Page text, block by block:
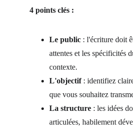
4 points clés :
Le public : l'écriture doit
attentes et les spécificités
contexte.
L'objectif : identifiez
que vous souhaitez
La structure : les idées
articulées, habilement